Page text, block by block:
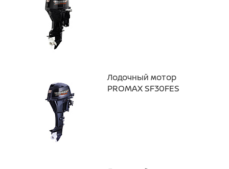
Лодочный мотор
PROMAX SF30FES